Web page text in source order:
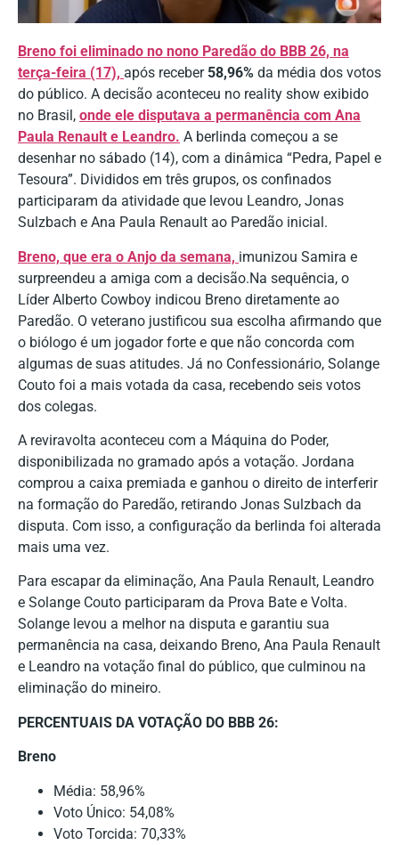
Breno foi eliminado no nono Paredão do BBB 26, na
terça-feira (17), após receber 58,96% da média dos votos
do público. A decisão aconteceu no reality show exibido
no Brasil, onde ele disputava a permanência com Ana
Paula Renault e Leandro. A berlinda começou a se
desenhar no sábado (14), com a dinâmica “Pedra, Papel e
Tesoura”. Divididos em três grupos, os confinados
participaram da atividade que levou Leandro, Jonas
Sulzbach e Ana Paula Renault ao Paredão inicial.
Breno, que era o Anjo da semana, imunizou Samira e
surpreendeu a amiga com a decisão.Na sequência, o
Líder Alberto Cowboy indicou Breno diretamente ao
Paredão. O veterano justificou sua escolha afirmando que
o biólogo é um jogador forte e que não concorda com
algumas de suas atitudes. Já no Confessionário, Solange
Couto foi a mais votada da casa, recebendo seis votos
dos colegas.
A reviravolta aconteceu com a Máquina do Poder,
disponibilizada no gramado após a votação. Jordana
comprou a caixa premiada e ganhou o direito de interferir
na formação do Paredão, retirando Jonas Sulzbach da
disputa. Com isso, a configuração da berlinda foi alterada
mais uma vez.
Para escapar da eliminação, Ana Paula Renault, Leandro
e Solange Couto participaram da Prova Bate e Volta.
Solange levou a melhor na disputa e garantiu sua
permanência na casa, deixando Breno, Ana Paula Renault
e Leandro na votação final do público, que culminou na
eliminação do mineiro.
PERCENTUAIS DA VOTAÇÃO DO BBB 26:
Breno
Média: 58,96%
Voto Único: 54,08%
Voto Torcida: 70,33%